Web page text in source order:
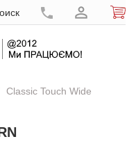
Classic Touch Wide